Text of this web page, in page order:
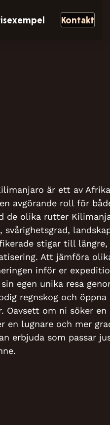
Kontakt
är ett av
avgörande roll för
de olika rutter
svårighetsgrad,
stigar till
Att jämföra
inför er
egen unika resa
regnskog och
Oavsett om ni söker
en lugnare och mer
erbjuda som passar